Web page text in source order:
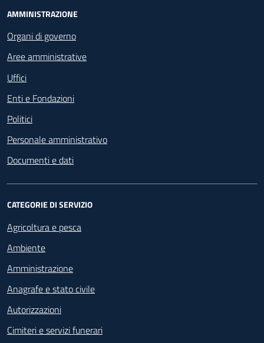
Footer - Navigazione
AMMINISTRAZIONE
Organi di governo
Aree amministrative
Uffici
Enti e Fondazioni
Politici
Personale amministrativo
Documenti e dati
CATEGORIE DI SERVIZIO
Agricoltura e pesca
Ambiente
Amministrazione
Anagrafe e stato civile
Autorizzazioni
Cimiteri e servizi funerari